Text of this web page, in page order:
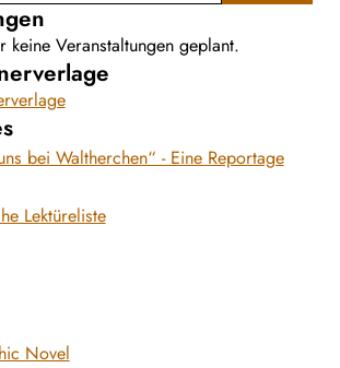
keine Veranstaltungen geplant.
bei Waltherchen“ - Eine Reportage
Lektüreliste
Novel